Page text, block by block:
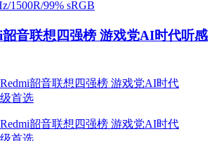
音联想四强榜 游戏党AI时代听感